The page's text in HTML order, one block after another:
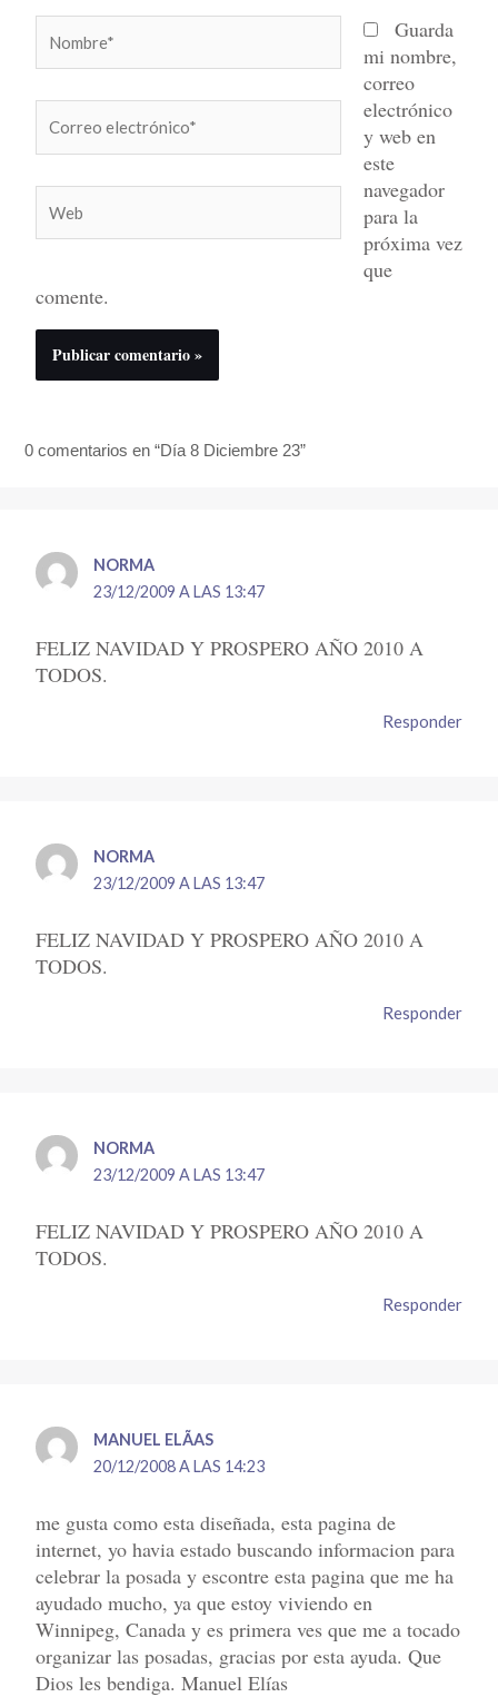
electrónico*
Guarda
mi nombre,
correo
electrónico
y web en
este
navegador
para la
próxima vez
que
comente.
0 comentarios en “Día 8 Diciembre 23”
NORMA
23/12/2009 A LAS 13:47
FELIZ NAVIDAD Y PROSPERO AÑO 2010 A
TODOS.
Responder
NORMA
23/12/2009 A LAS 13:47
FELIZ NAVIDAD Y PROSPERO AÑO 2010 A
TODOS.
Responder
NORMA
23/12/2009 A LAS 13:47
FELIZ NAVIDAD Y PROSPERO AÑO 2010 A
TODOS.
Responder
MANUEL ELÃ­AS
20/12/2008 A LAS 14:23
me gusta como esta diseñada, esta pagina de
internet, yo havia estado buscando informacion para
celebrar la posada y escontre esta pagina que me ha
ayudado mucho, ya que estoy viviendo en
Winnipeg, Canada y es primera ves que me a tocado
organizar las posadas, gracias por esta ayuda. Que
Dios les bendiga. Manuel Elías